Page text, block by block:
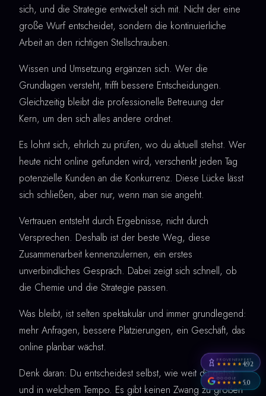
sich, und die Strategie entwickelt sich mit. Nicht der eine
große Wurf entscheidet, sondern die kontinuierliche
Arbeit an den richtigen Stellschrauben.
Wissen und Umsetzung ergänzen sich. Wer die
Grundlagen versteht, trifft bessere Entscheidungen.
Gleichzeitig bleibt die professionelle Betreuung der
Kern, um den sich alles andere ordnet.
Es lohnt sich, ehrlich zu prüfen, wo du aktuell stehst. Wer
heute nicht online gefunden wird, verschenkt jeden Tag
potenzielle Kunden an die Konkurrenz. Diese Lücke lässt
sich schließen, aber nur, wenn man sie angeht.
Vertrauen entsteht durch Ergebnisse, nicht durch
Versprechen. Deshalb ist der beste Weg, diese
Zusammenarbeit kennenzulernen, ein erstes
unverbindliches Gespräch. Dabei zeigt sich schnell, ob
die Chemie und die Strategie passen.
Was bleibt, ist selten spektakulär und immer grundlegend:
mehr Anfragen, bessere Platzierungen, ein Geschäft, das
online planbar wächst.
Denk daran: Du entscheidest selbst, wie weit du gehst
und in welchem Tempo. Es gibt keinen Zwang zu großen
PROVENEXPERT
★★★★★4,92
GOOGLE
★★★★★5,0